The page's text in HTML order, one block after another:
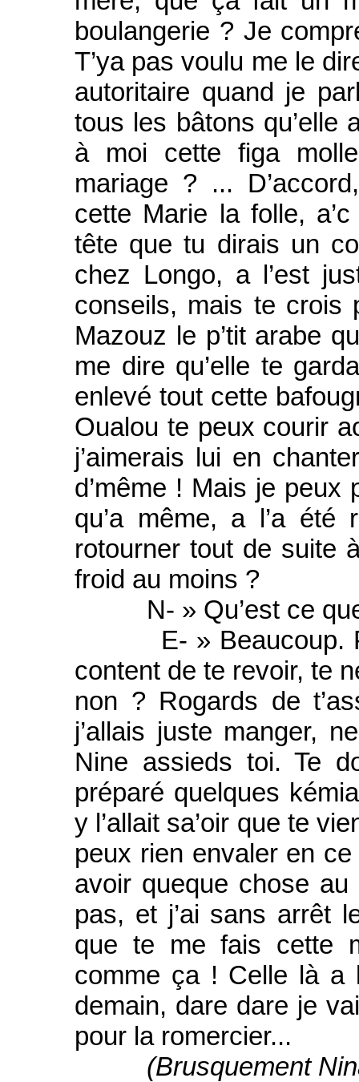
boulangerie ? Je
T’ya pas voulu me le
autoritaire quand je
tous les bâtons qu’elle
à moi cette figa
mariage ? ...
cette Marie la folle,
tête que tu dirais un
chez Longo, a l’est
conseils, mais te crois
Mazouz le p’tit arabe
me dire qu’elle te
enlevé tout cette
Oualou te peux courir
j’aimerais lui en
d’même ! Mais je
qu’a même, a l’a été
rotourner tout de suite
froid au moins ?
N- » Qu’est ce que
E- » Beaucoup.
content de te revoir, te
non ? Rogards de
j’allais juste manger,
Nine assieds toi. Te
préparé quelques
y l’allait sa’oir que te
peux rien envaler en
avoir queque chose
pas, et j’ai sans arrêt
que te me fais cette
comme ça ! Celle là a
demain, dare dare je
pour la romercier...
(Brusquement